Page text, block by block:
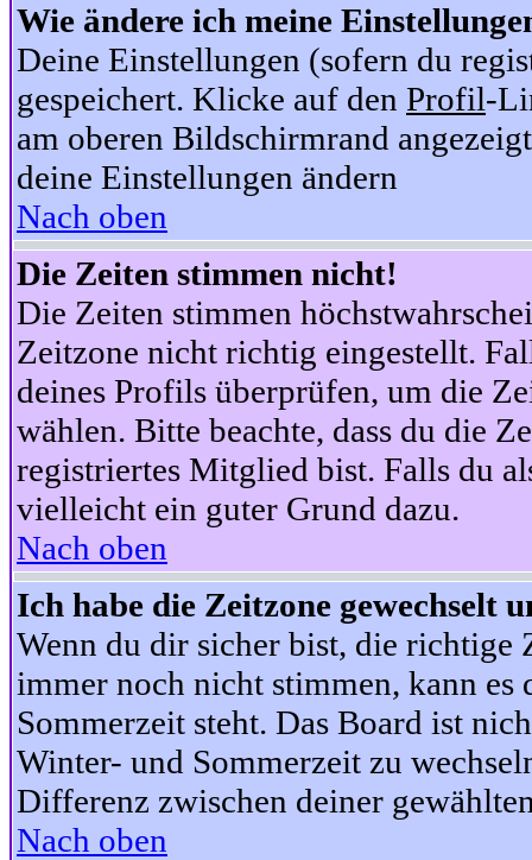
Wie ändere ich meine
Deine Einstellungen (sofern du
gespeichert. Klicke auf den Profil-
am oberen Bildschirmrand
deine Einstellungen ändern
Nach oben
Die Zeiten stimmen nicht!
Die Zeiten stimmen
Zeitzone nicht richtig eingestellt.
deines Profils überprüfen, um die
wählen. Bitte beachte, dass du die
registriertes Mitglied bist. Falls du
vielleicht ein guter Grund dazu.
Nach oben
Ich habe die Zeitzone gewechselt
Wenn du dir sicher bist, die richtige
immer noch nicht stimmen, kann es
Sommerzeit steht. Das Board ist
Winter- und Sommerzeit zu
Differenz zwischen deiner
Nach oben